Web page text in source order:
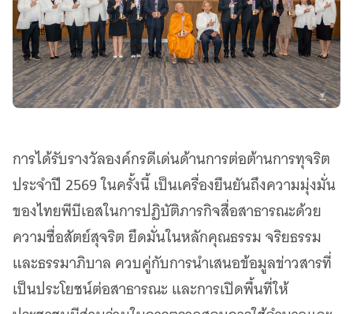
การได้รับรางวัลองค์กรดีเด่นด้านการต่อต้านการทุจริต
ประจำปี 2569 ในครั้งนี้ เป็นเครื่องยืนยันถึงความมุ่งมั่น
ของไทยพีบีเอสในการปฏิบัติภารกิจสื่อสาธารณะด้วย
ความซื่อสัตย์สุจริต ยึดมั่นในหลักคุณธรรม จริยธรรม
และธรรมาภิบาล ควบคู่กับการนำเสนอข้อมูลข่าวสารที่
เป็นประโยชน์ต่อสาธารณะ และการเปิดพื้นที่ให้